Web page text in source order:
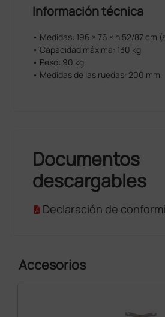
Información técnica
• Medidas: 196 × 76 × h 52/87 cm
• Capacidad máxima: 130 kg
• Peso: 90 kg
• Medidas de las ruedas: 200 mm
Documentos
descargables
Declaración de
Accesorios